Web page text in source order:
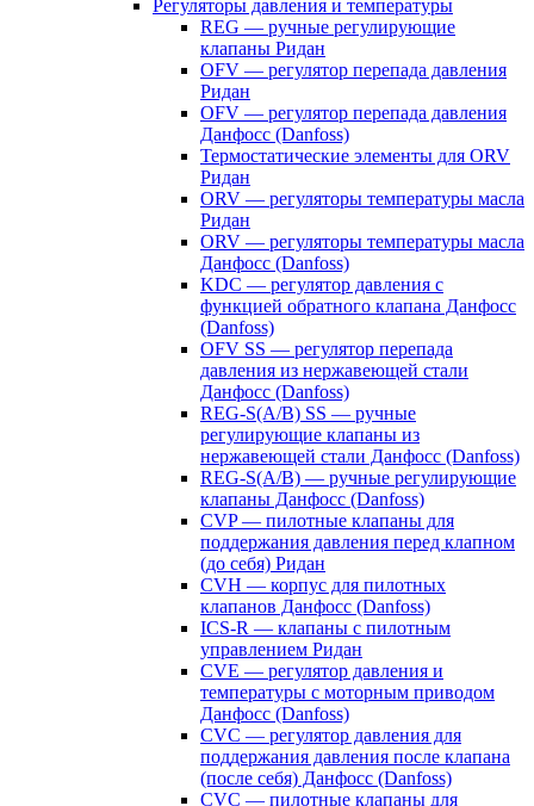
Регуляторы давления и температуры
REG — ручные регулирующие
клапаны Ридан
OFV — регулятор перепада давления
Ридан
OFV — регулятор перепада давления
Данфосс (Danfoss)
Термостатические элементы для ORV
Ридан
ORV — регуляторы температуры масла
Ридан
ORV — регуляторы температуры масла
Данфосс (Danfoss)
KDC — регулятор давления с
функцией обратного клапана Данфосс
(Danfoss)
OFV SS — регулятор перепада
давления из нержавеющей стали
Данфосс (Danfoss)
REG-S(A/B) SS — ручные
регулирующие клапаны из
нержавеющей стали Данфосс (Danfoss)
REG-S(A/B) — ручные регулирующие
клапаны Данфосс (Danfoss)
CVP — пилотные клапаны для
поддержания давления перед клапном
(до себя) Ридан
CVH — корпус для пилотных
клапанов Данфосс (Danfoss)
ICS-R — клапаны с пилотным
управлением Ридан
CVE — регулятор давления и
температуры с моторным приводом
Данфосс (Danfoss)
CVС — регулятор давления для
поддержания давления после клапана
(после себя) Данфосс (Danfoss)
CVС — пилотные клапаны для